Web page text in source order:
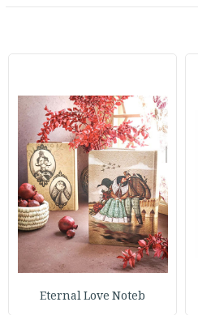
Eternal Love Noteb